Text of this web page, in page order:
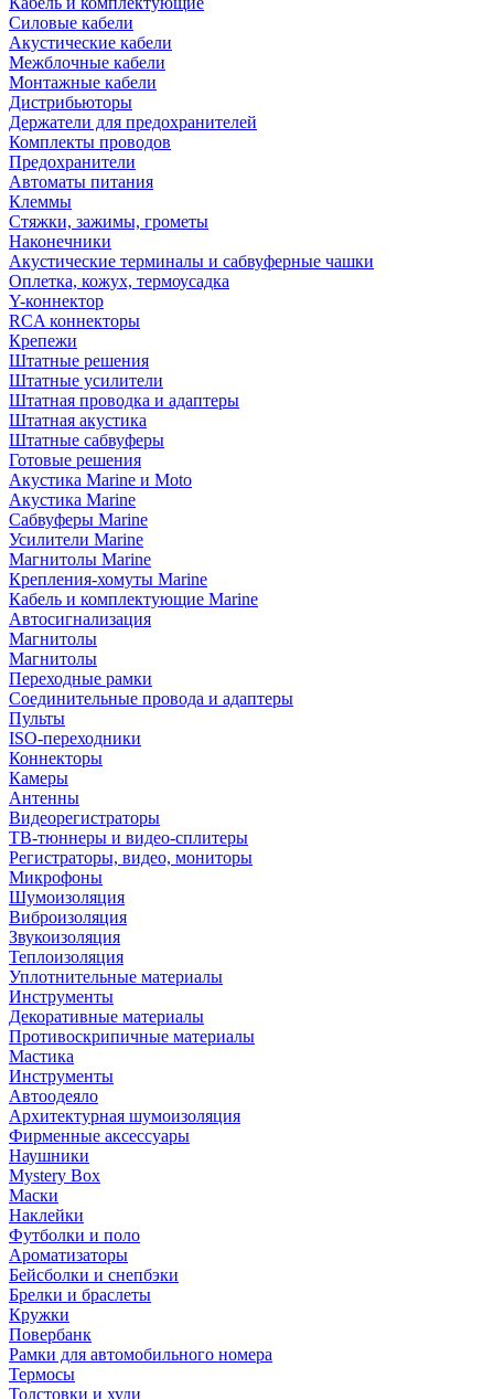
Силовые кабели
Акустические кабели
Межблочные кабели
Монтажные кабели
Дистрибьюторы
Держатели для предохранителей
Комплекты проводов
Предохранители
Автоматы питания
Клеммы
Стяжки, зажимы, грометы
Наконечники
Акустические терминалы и сабвуферные чашки
Оплетка, кожух, термоусадка
Y-коннектор
RCA коннекторы
Крепежи
Штатные решения
Штатные усилители
Штатная проводка и адаптеры
Штатная акустика
Штатные сабвуферы
Готовые решения
Акустика Marine и Moto
Акустика Marine
Сабвуферы Marine
Усилители Marine
Магнитолы Marine
Крепления-хомуты Marine
Кабель и комплектующие Marine
Автосигнализация
Магнитолы
Магнитолы
Переходные рамки
Соединительные провода и адаптеры
Пульты
ISO-переходники
Коннекторы
Камеры
Антенны
Видеорегистраторы
ТВ-тюннеры и видео-сплитеры
Регистраторы, видео, мониторы
Микрофоны
Шумоизоляция
Виброизоляция
Звукоизоляция
Теплоизоляция
Уплотнительные материалы
Инструменты
Декоративные материалы
Противоскрипичные материалы
Мастика
Инструменты
Автоодеяло
Архитектурная шумоизоляция
Фирменные аксессуары
Наушники
Mystery Box
Маски
Наклейки
Футболки и поло
Ароматизаторы
Бейсболки и снепбэки
Брелки и браслеты
Кружки
Повербанк
Рамки для автомобильного номера
Термосы
Толстовки и худи